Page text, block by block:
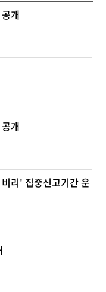
개
개
리' 집중신고기간 운